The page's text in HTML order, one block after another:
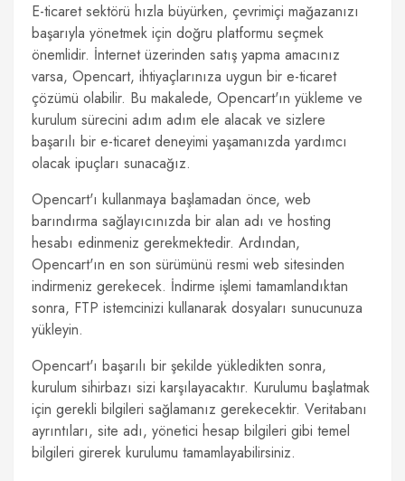
E-ticaret sektörü hızla büyürken, çevrimiçi mağazanızı
başarıyla yönetmek için doğru platformu seçmek
önemlidir. İnternet üzerinden satış yapma amacınız
varsa, Opencart, ihtiyaçlarınıza uygun bir e-ticaret
çözümü olabilir. Bu makalede, Opencart'ın yükleme ve
kurulum sürecini adım adım ele alacak ve sizlere
başarılı bir e-ticaret deneyimi yaşamanızda yardımcı
olacak ipuçları sunacağız.
Opencart'ı kullanmaya başlamadan önce, web
barındırma sağlayıcınızda bir alan adı ve hosting
hesabı edinmeniz gerekmektedir. Ardından,
Opencart'ın en son sürümünü resmi web sitesinden
indirmeniz gerekecek. İndirme işlemi tamamlandıktan
sonra, FTP istemcinizi kullanarak dosyaları sunucunuza
yükleyin.
Opencart'ı başarılı bir şekilde yükledikten sonra,
kurulum sihirbazı sizi karşılayacaktır. Kurulumu başlatmak
için gerekli bilgileri sağlamanız gerekecektir. Veritabanı
ayrıntıları, site adı, yönetici hesap bilgileri gibi temel
bilgileri girerek kurulumu tamamlayabilirsiniz.